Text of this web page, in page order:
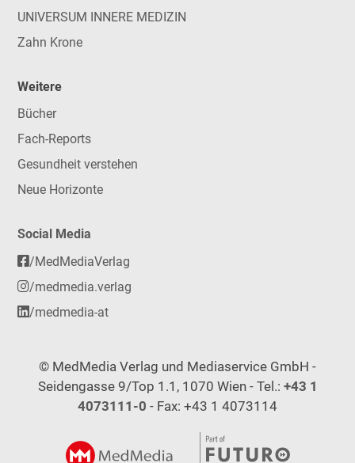
UNIVERSUM INNERE MEDIZIN
Zahn Krone
Weitere
Bücher
Fach-Reports
Gesundheit verstehen
Neue Horizonte
Social Media
/MedMediaVerlag
/medmedia.verlag
/medmedia-at
© MedMedia Verlag und Mediaservice GmbH -
Seidengasse 9/Top 1.1, 1070 Wien - Tel.: +43 1
4073111-0 - Fax: +43 1 4073114